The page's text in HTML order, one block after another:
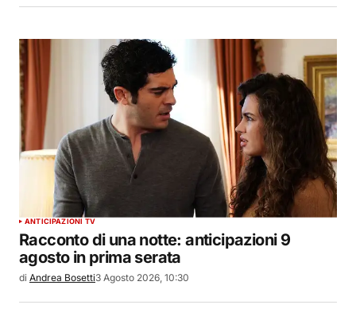
ANTICIPAZIONI TV
Racconto di una notte: anticipazioni 9
agosto in prima serata
di Andrea Bosetti3 Agosto 2026, 10:30